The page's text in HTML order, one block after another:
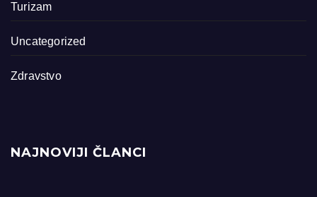
Turizam
Uncategorized
Zdravstvo
NAJNOVIJI ČLANCI